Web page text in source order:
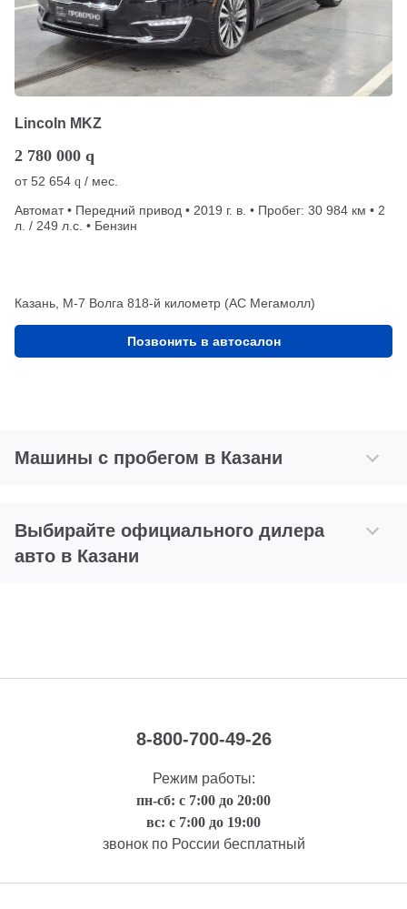
Lincoln MKZ
2 780 000 q
от52 654 q / мес.
Автомат • Передний привод • 2019 г. в. • Пробег: 30 984 км • 2
л. / 249 л.с. • Бензин
Казань, М-7 Волга 818-й километр (АС Мегамолл)
Позвонить в автосалон
Машины с пробегом в Казани
Выбирайте официального дилера
авто в Казани
8-800-700-49-26
Режим работы:
пн-сб: с 7:00 до 20:00
вс: с 7:00 до 19:00
звонок по России бесплатный